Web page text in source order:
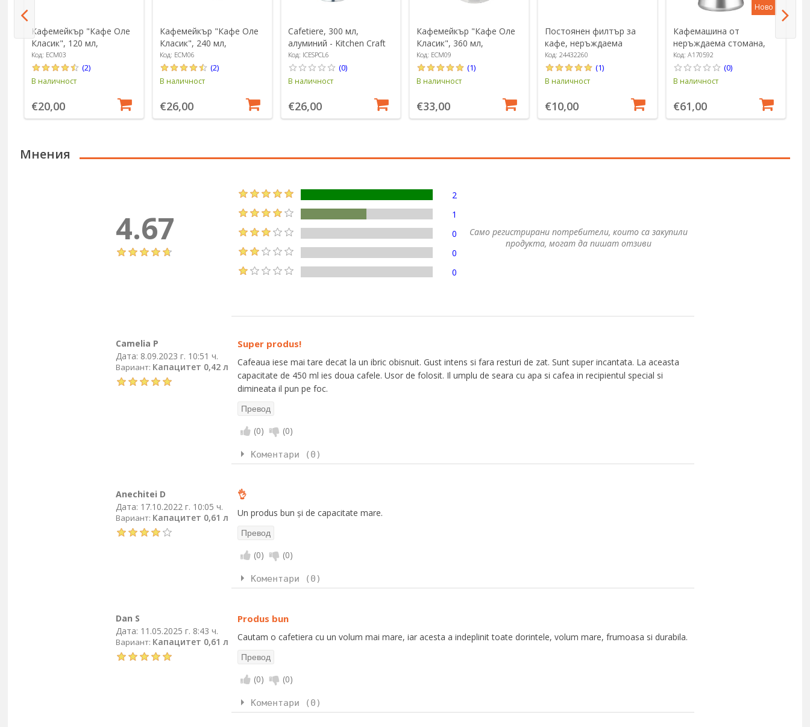
Кафемейкър "Кафе Оле
Класик", 120 мл,
алуминий - Grunwerg
Код: ECM03
(2)
В наличност
€20,00
Кафемейкър "Кафе Оле
Класик", 240 мл,
алуминий - Grunwerg
Код: ECM06
(2)
В наличност
€26,00
Cafetiere, 300 мл,
алуминий - Kitchen Craft
Код: ICESPCL6
(0)
В наличност
€26,00
Кафемейкър "Кафе Оле
Класик", 360 мл,
алуминий - Grunwerg
Код: ECM09
(1)
В наличност
€33,00
Постоянен филтър за
кафе, неръждаема
стомана, размер 4 -
Westmark
Код: 24432260
(1)
В наличност
€10,00
Ново
Кафемашина от
неръждаема стомана,
500 мл, "Flavour Crystal" -
BRA
Код: A170592
(0)
В наличност
€61,00
Мнения
4.67
2
1
0
0
0
Само регистрирани потребители, които са закупили
продукта, могат да пишат отзиви
Camelia P
Дата: 8.09.2023 г. 10:51 ч.
Вариант: Капацитет 0,42 л
Super produs!
Cafeaua iese mai tare decat la un ibric obisnuit. Gust intens si fara resturi de zat. Sunt super incantata. La aceasta
capacitate de 450 ml ies doua cafele. Usor de folosit. Il umplu de seara cu apa si cafea in recipientul special si
dimineata il pun pe foc.
(0) (0)
Коментари (0)
Anechitei D
Дата: 17.10.2022 г. 10:05 ч.
Вариант: Капацитет 0,61 л
👌
Un produs bun și de capacitate mare.
(0) (0)
Коментари (0)
Dan S
Дата: 11.05.2025 г. 8:43 ч.
Вариант: Капацитет 0,61 л
Produs bun
Cautam o cafetiera cu un volum mai mare, iar acesta a indeplinit toate dorintele, volum mare, frumoasa si durabila.
(0) (0)
Коментари (0)